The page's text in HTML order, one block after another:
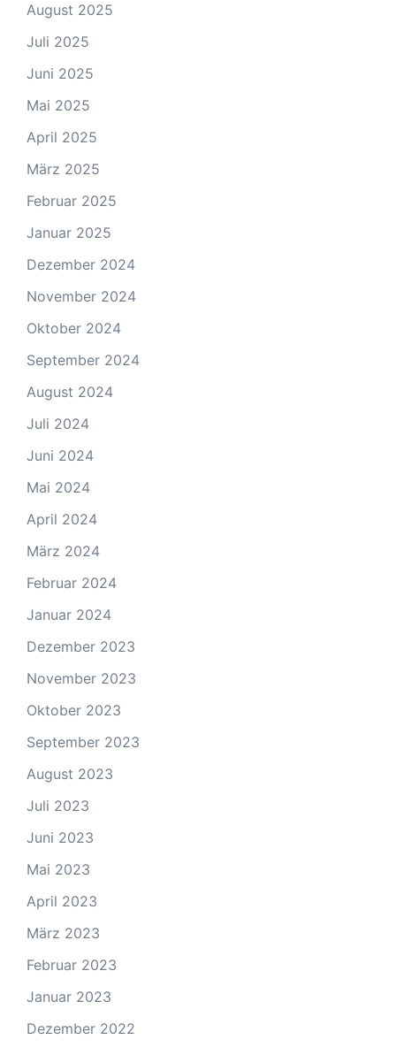
August 2025
Juli 2025
Juni 2025
Mai 2025
April 2025
März 2025
Februar 2025
Januar 2025
Dezember 2024
November 2024
Oktober 2024
September 2024
August 2024
Juli 2024
Juni 2024
Mai 2024
April 2024
März 2024
Februar 2024
Januar 2024
Dezember 2023
November 2023
Oktober 2023
September 2023
August 2023
Juli 2023
Juni 2023
Mai 2023
April 2023
März 2023
Februar 2023
Januar 2023
Dezember 2022